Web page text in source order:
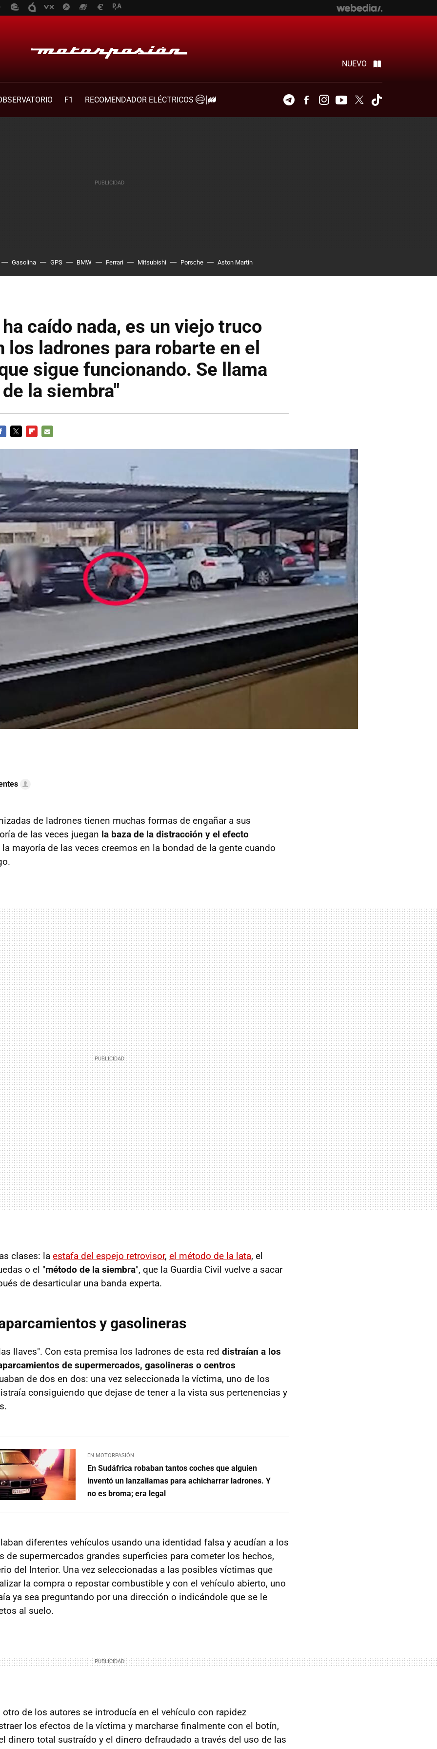
NUEVO
F1 RECOMENDADOR ELÉCTRICOS TelegramFacebookInstagramYoutubeTwitter
Gasolina GPS BMW Ferrari Mitsubishi Porsche Aston Martin
caído nada, es un viejo truco
los ladrones para robarte en el
sigue funcionando. Se llama
la siembra"
de ladrones tienen muchas formas de engañar a sus
de las veces juegan la baza de la distracción y el efecto
la mayoría de las veces creemos en la bondad de la gente cuando
clases: la estafa del espejo retrovisor, el método de la lata, el
o el "método de la siembra", que la Guardia Civil vuelve a sacar
de desarticular una banda experta.
y gasolineras
llaves". Con esta premisa los ladrones de esta red distraían a los
de supermercados, gasolineras o centros
de dos en dos: una vez seleccionada la víctima, uno de los
consiguiendo que dejase de tener a la vista sus pertenencias y
EN MOTORPASIÓN
En Sudáfrica robaban tantos coches que alguien
inventó un lanzallamas para achicharrar ladrones. Y
no es broma; era legal
diferentes vehículos usando una identidad falsa y acudían a los
de supermercados grandes superficies para cometer los hechos,
del Interior. Una vez seleccionadas a las posibles víctimas que
la compra o repostar combustible y con el vehículo abierto, uno
ya sea preguntando por una dirección o indicándole que se le
al suelo.
de los autores se introducía en el vehículo con rapidez
los efectos de la víctima y marcharse finalmente con el botín,
dinero total sustraído y el dinero defraudado a través del uso de las